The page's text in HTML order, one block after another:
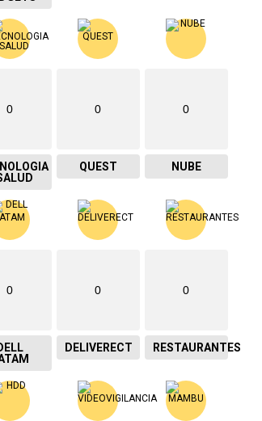
0 0
QUEST
0
NUBE
0 0
DELIVERECT
0
RESTAURANTES